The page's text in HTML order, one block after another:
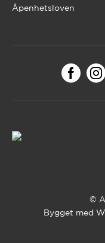
Åpenhetsloven
©
Bygget med